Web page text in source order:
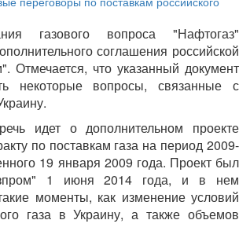
газового вопроса "Нафтогаз"
соглашения российской
Отмечается, что указанный документ
некоторые вопросы, связанные с
идет о дополнительном проекте
по поставкам газа на период 2009-
19 января 2009 года. Проект был
1 июня 2014 года, и в нем
моменты, как изменение условий
газа в Украину, а также объемов